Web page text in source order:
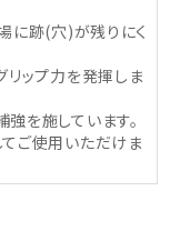
に跡(穴)が残りにく
リップ力を発揮しま
を施しています。
ご使用いただけま